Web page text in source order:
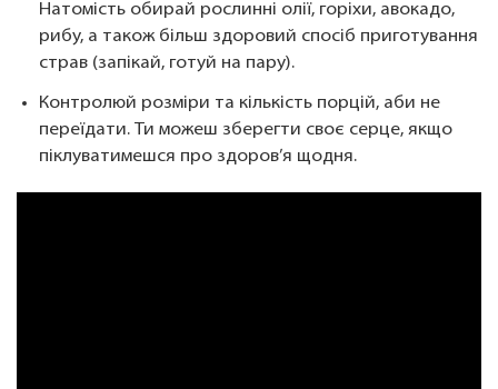
Натомість обирай рослинні олії, горіхи, авокадо,
рибу, а також більш здоровий спосіб приготування
страв (запікай, готуй на пару).
Контролюй розміри та кількість порцій, аби не
переїдати. Ти можеш зберегти своє серце, якщо
піклуватимешся про здоров’я щодня.